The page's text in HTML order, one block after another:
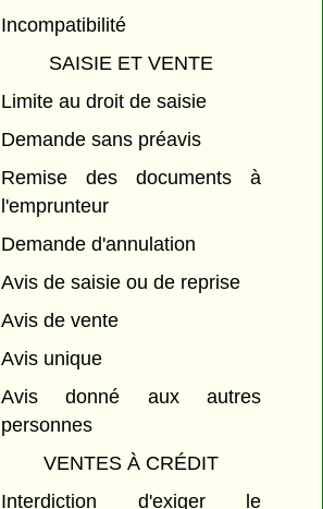
Incompatibilité
SAISIE ET VENTE
Limite au droit de saisie
Demande sans préavis
Remise des documents à
l'emprunteur
Demande d'annulation
Avis de saisie ou de reprise
Avis de vente
Avis unique
Avis donné aux autres
personnes
VENTES À CRÉDIT
Interdiction d'exiger le